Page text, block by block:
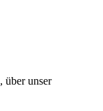
, über unser